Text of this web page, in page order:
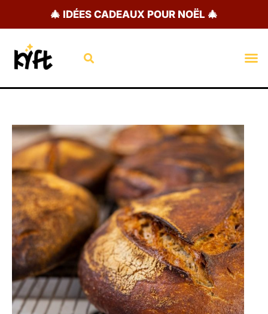
🎄 IDÉES CADEAUX POUR NOËL 🎄
Rechercher